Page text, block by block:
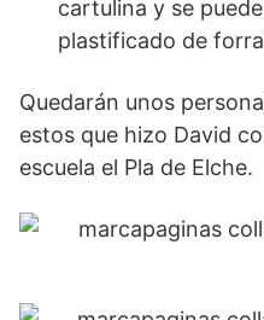
cartulina y se
plastificado de
Quedarán unos
estos que hizo David
escuela el Pla de Elche.